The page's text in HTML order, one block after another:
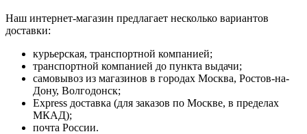
Наш интернет-магазин предлагает несколько вариантов
доставки:
курьерская, транспортной компанией;
транспортной компанией до пункта выдачи;
самовывоз из магазинов в городах Москва, Ростов-на-
Дону, Волгодонск;
Express доставка (для заказов по Москве, в пределах
МКАД);
почта России.